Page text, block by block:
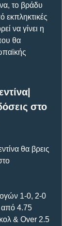
το βράδυ
εκπληκτικές
να γίνει η
θα
στο
θα βρεις
1-0, 2-0
4.75
& Over 2.5